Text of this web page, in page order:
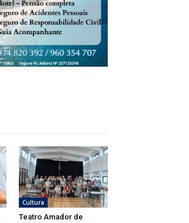
Cultura
Teatro Amador de